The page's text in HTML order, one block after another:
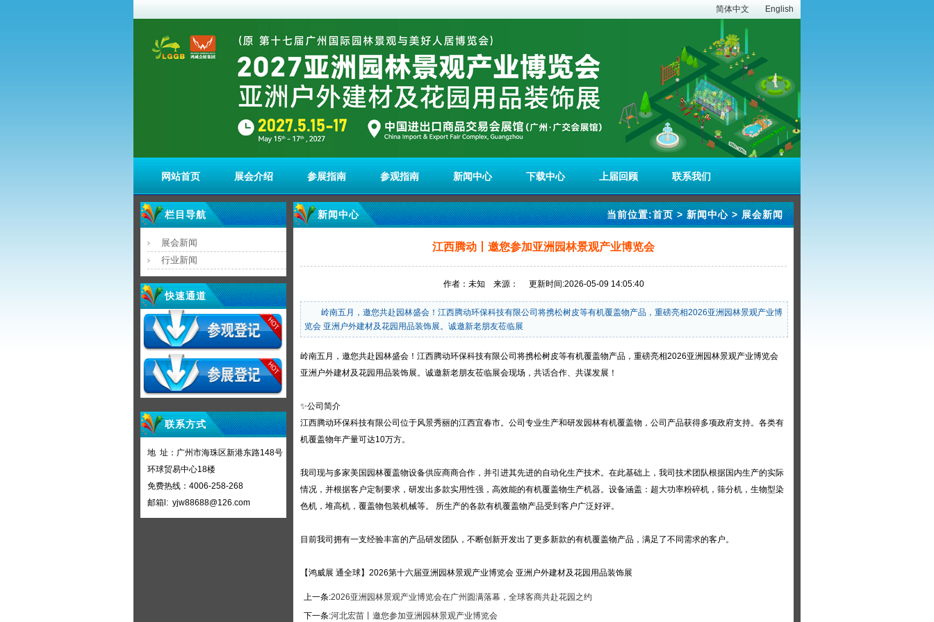
简体中文 English
网站首页 展会介绍 参展指南 参观指南 新闻中心 下载中心 上届回顾 联系我们
栏目导航
展会新闻
行业新闻
快速通道
联系方式
地 址：广州市海珠区新港东路148号
环球贸易中心18楼
免费热线：4006-258-268
邮箱l: yjw88688@126.com
当前位置:首页>新闻中心>展会新闻
新闻中心
江西腾动丨邀您参加亚洲园林景观产业博览会
作者：未知 来源： 更新时间:2026-05-09 14:05:40
岭南五月，邀您共赴园林盛会！江西腾动环保科技有限公司将携松树皮等有机覆盖物产品，重磅亮相2026亚洲园林景观产业博
览会 亚洲户外建材及花园用品装饰展。诚邀新老朋友莅临展
岭南五月，邀您共赴园林盛会！江西腾动环保科技有限公司将携松树皮等有机覆盖物产品，重磅亮相2026亚洲园林景观产业博览会
亚洲户外建材及花园用品装饰展。诚邀新老朋友莅临展会现场，共话合作、共谋发展！
✨公司简介
江西腾动环保科技有限公司位于风景秀丽的江西宜春市。公司专业生产和研发园林有机覆盖物，公司产品获得多项政府支持。各类有
机覆盖物年产量可达10万方。
我司现与多家美国园林覆盖物设备供应商商合作，并引进其先进的自动化生产技术。在此基础上，我司技术团队根据国内生产的实际
情况，并根据客户定制要求，研发出多款实用性强，高效能的有机覆盖物生产机器。设备涵盖：超大功率粉碎机，筛分机，生物型染
色机，堆高机，覆盖物包装机械等。 所生产的各款有机覆盖物产品受到客户广泛好评。
目前我司拥有一支经验丰富的产品研发团队，不断创新开发出了更多新款的有机覆盖物产品，满足了不同需求的客户。
【鸿威展 通全球】2026第十六届亚洲园林景观产业博览会 亚洲户外建材及花园用品装饰展
上一条:2026亚洲园林景观产业博览会在广州圆满落幕，全球客商共赴花园之约
下一条:河北宏苗丨邀您参加亚洲园林景观产业博览会